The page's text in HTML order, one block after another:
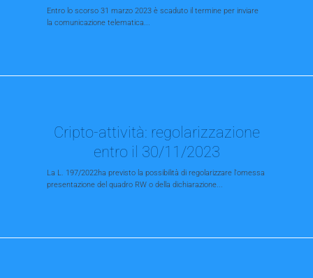
Entro lo scorso 31 marzo 2023 è scaduto il termine per inviare
la comunicazione telematica...
Cripto-attività: regolarizzazione
entro il 30/11/2023
La L. 197/2022ha previsto la possibilità di regolarizzare l'omessa
presentazione del quadro RW o della dichiarazione...